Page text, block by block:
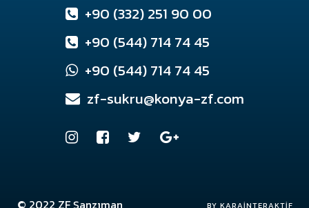
+90 (332) 251 90 00
+90 (544) 714 74 45
+90 (544) 714 74 45
zf-sukru@konya-zf.com
© 2022 ZF Şanzıman Konya Web Tasarım